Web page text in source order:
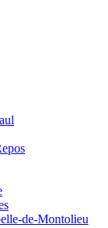
de-Montolieu